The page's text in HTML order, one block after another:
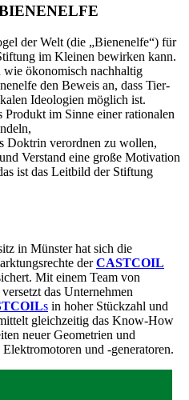
der Welt (die „Bienenelfe“) für
im Kleinen bewirken kann.
ökonomisch nachhaltig
den Beweis an, dass Tier-
Ideologien möglich ist.
im Sinne einer rationalen
Doktrin verordnen zu wollen,
Verstand eine große Motivation
ist das Leitbild der Stiftung
in Münster hat sich die
der CASTCOIL
Mit einem Team von
das Unternehmen
s in hoher Stückzahl und
gleichzeitig das Know-How
neuer Geometrien und
und -generatoren.